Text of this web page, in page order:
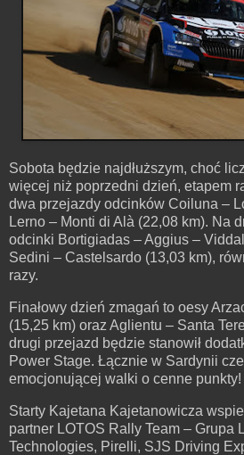
Sobota będzie najdłuższym, choć
więcej niż poprzedni dzień, etapem
dwa przejazdy odcinków Coiluna –
Lerno – Monti di Alà (22,08 km). Na
odcinki Bortigiadas – Aggius –
Sedini – Castelsardo (13,03 km),
razy.
Finałowy dzień zmagań to oesy
(15,25 km) oraz Aglientu – Santa
drugi przejazd będzie stanowił
Power Stage. Łącznie w Sardynii
emocjonującej walki o cenne punkty!
Starty Kajetana Kajetanowicza
partner LOTOS Rally Team – Grupa
Technologies, Pirelli, SJS Driving